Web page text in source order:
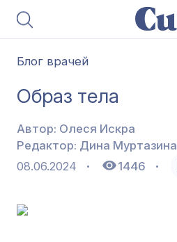
Блог врачей
Образ тела
Автор: Олеся Искра
Редактор: Дина Муртазина
08.06.2024
1446